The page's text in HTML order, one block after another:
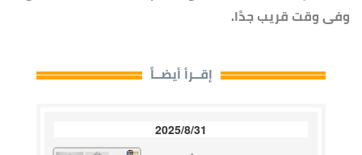
وفى وقت قريب جدًا.